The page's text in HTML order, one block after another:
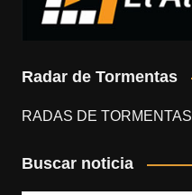
Radar de Tormentas
RADAS DE TORMENTAS
Buscar noticia